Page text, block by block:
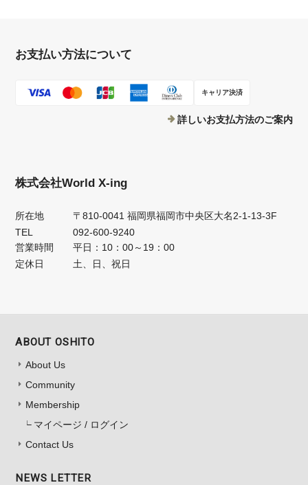
お支払い方法について
キャリア決済
詳しいお支払方法のご案内
株式会社World X-ing
所在地
〒810-0041 福岡県福岡市中央区大名2-1-13-3F
TEL
092-600-9240
営業時間
平日：10：00～19：00
定休日
土、日、祝日
ABOUT OSHITO
About Us
Community
Membership
マイページ / ログイン
Contact Us
NEWS LETTER